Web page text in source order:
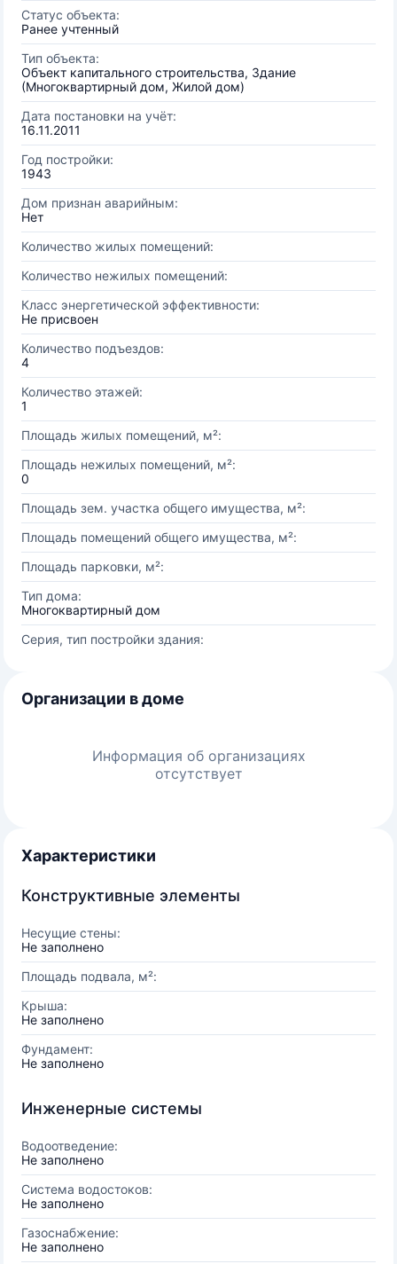
Статус объекта:
Ранее учтенный
Тип объекта:
Объект капитального строительства, Здание
(Многоквартирный дом, Жилой дом)
Дата постановки на учёт:
16.11.2011
Год постройки:
1943
Дом признан аварийным:
Нет
Количество жилых помещений:
Количество нежилых помещений:
Класс энергетической эффективности:
Не присвоен
Количество подъездов:
4
Количество этажей:
1
Площадь жилых помещений, м²:
Площадь нежилых помещений, м²:
0
Площадь зем. участка общего имущества, м²:
Площадь помещений общего имущества, м²:
Площадь парковки, м²:
Тип дома:
Многоквартирный дом
Серия, тип постройки здания:
Организации в доме
Информация об организациях
отсутствует
Характеристики
Конструктивные элементы
Несущие стены:
Не заполнено
Площадь подвала, м²:
Крыша:
Не заполнено
Фундамент:
Не заполнено
Инженерные системы
Водоотведение:
Не заполнено
Система водостоков:
Не заполнено
Газоснабжение:
Не заполнено